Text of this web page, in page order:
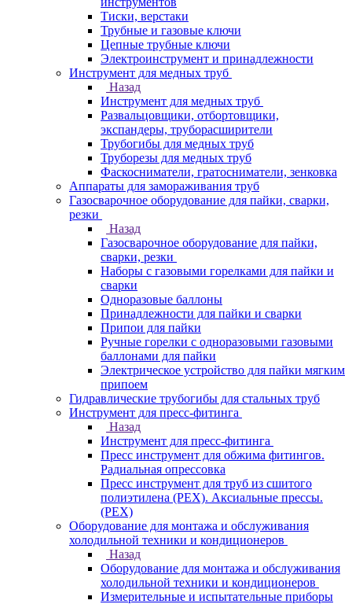
Тиски, верстаки
Трубные и газовые ключи
Цепные трубные ключи
Электроинструмент и принадлежности
Инструмент для медных труб
Назад
Инструмент для медных труб
Развальцовщики, отбортовщики,
экспандеры, труборасширители
Трубогибы для медных труб
Труборезы для медных труб
Фаскосниматели, гратосниматели, зенковка
Аппараты для замораживания труб
Газосварочное оборудование для пайки, сварки,
резки
Назад
Газосварочное оборудование для пайки,
сварки, резки
Наборы с газовыми горелками для пайки и
сварки
Одноразовые баллоны
Принадлежности для пайки и сварки
Припои для пайки
Ручные горелки с одноразовыми газовыми
баллонами для пайки
Электрическое устройство для пайки мягким
припоем
Гидравлические трубогибы для стальных труб
Инструмент для пресс-фитинга
Назад
Инструмент для пресс-фитинга
Пресс инструмент для обжима фитингов.
Радиальная опрессовка
Пресс инструмент для труб из сшитого
полиэтилена (PEX). Аксиальные прессы.
(PEX)
Оборудование для монтажа и обслуживания
холодильной техники и кондиционеров
Назад
Оборудование для монтажа и обслуживания
холодильной техники и кондиционеров
Измерительные и испытательные приборы